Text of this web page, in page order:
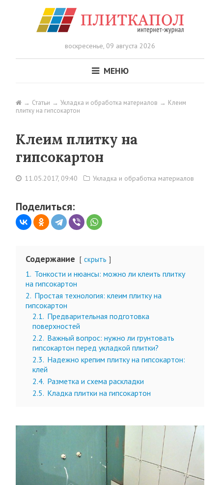
воскресенье, 09 августа 2026
МЕНЮ
Статьи Укладка и обработка материалов
Клеим
плитку на гипсокартон
Клеим плитку на
гипсокартон
11.05.2017, 09:40 Укладка и обработка материалов
Поделиться:
Содержание скрыть
1. Тонкости и нюансы: можно ли клеить плитку
на гипсокартон
2. Простая технология: клеим плитку на
гипсокартон
2.1. Предварительная подготовка
поверхностей
2.2. Важный вопрос: нужно ли грунтовать
гипсокартон перед укладкой плитки?
2.3. Надежно крепим плитку на гипсокартон:
клей
2.4. Разметка и схема раскладки
2.5. Кладка плитки на гипсокартон